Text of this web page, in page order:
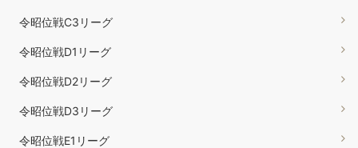
令昭位戦C3リーグ
令昭位戦D1リーグ
令昭位戦D2リーグ
令昭位戦D3リーグ
令昭位戦E1リーグ